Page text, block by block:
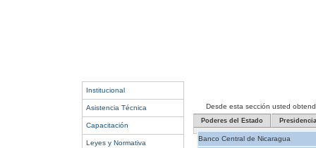
Institucional
Asistencia Técnica
Capacitación
Leyes y Normativa
Desde esta sección usted
Poderes del Estado Presidencia
Banco Central de Nicaragua